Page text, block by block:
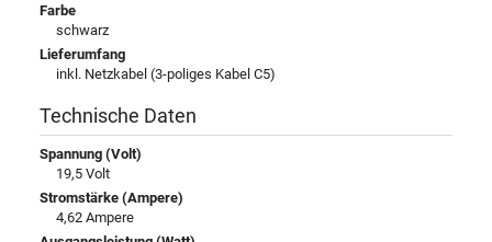
Farbe
schwarz
Lieferumfang
inkl. Netzkabel (3-poliges Kabel C5)
Technische Daten
Spannung (Volt)
19,5 Volt
Stromstärke (Ampere)
4,62 Ampere